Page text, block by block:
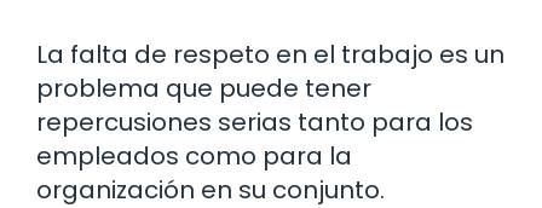
La falta de respeto en el trabajo es un
problema que puede tener
repercusiones serias tanto para los
empleados como para la
organización en su conjunto.